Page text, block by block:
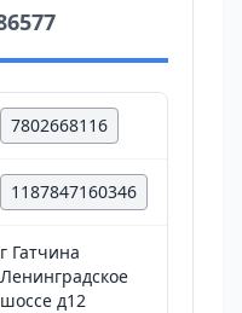
7802668116
1187847160346
г Гатчина
Ленинградское
шоссе д12